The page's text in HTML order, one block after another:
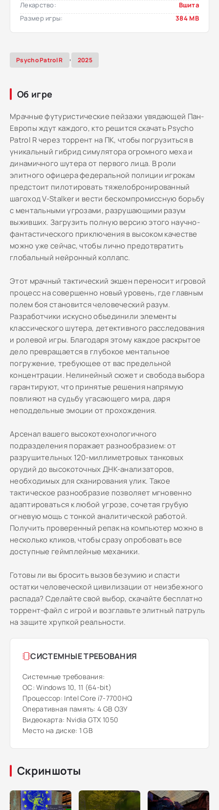
Лекарство:
Вшита
Размер игры:
384 MB
Psycho Patrol R , 2025
Об игре
Мрачные футуристические пейзажи увядающей Пан-
Европы ждут каждого, кто решится скачать Psycho
Patrol R через торрент на ПК, чтобы погрузиться в
уникальный гибрид симулятора огромного меха и
динамичного шутера от первого лица. В роли
элитного офицера федеральной полиции игрокам
предстоит пилотировать тяжелобронированный
шагоход V-Stalker и вести бескомпромиссную борьбу
с ментальными угрозами, разрушающими разум
выживших. Загрузить полную версию этого научно-
фантастического приключения в высоком качестве
можно уже сейчас, чтобы лично предотвратить
глобальный нейронный коллапс.
Этот мрачный тактический экшен переносит игровой
процесс на совершенно новый уровень, где главным
полем боя становится человеческий разум.
Разработчики искусно объединили элементы
классического шутера, детективного расследования
и ролевой игры. Благодаря этому каждое раскрытое
дело превращается в глубокое ментальное
погружение, требующее от вас предельной
концентрации. Нелинейный сюжет и свобода выбора
гарантируют, что принятые решения напрямую
повлияют на судьбу угасающего мира, даря
неподдельные эмоции от прохождения.
Арсенал вашего высокотехнологичного
подразделения поражает разнообразием: от
разрушительных 120-миллиметровых танковых
орудий до высокоточных ДНК-анализаторов,
необходимых для сканирования улик. Такое
тактическое разнообразие позволяет мгновенно
адаптироваться к любой угрозе, сочетая грубую
огневую мощь с тонкой аналитической работой.
Получить проверенный репак на компьютер можно в
несколько кликов, чтобы сразу опробовать все
доступные геймплейные механики.
Готовы ли вы бросить вызов безумию и спасти
остатки человеческой цивилизации от неизбежного
распада? Сделайте свой выбор, скачайте бесплатно
торрент-файл с игрой и возглавьте элитный патруль
на защите хрупкой реальности.
СИСТЕМНЫЕ ТРЕБОВАНИЯ
Системные требования:
ОС: Windows 10, 11 (64-bit)
Процессор: Intel Core i7-7700HQ
Оперативная память: 4 GB ОЗУ
Видеокарта: Nvidia GTX 1050
Место на диске: 1 GB
Скриншоты